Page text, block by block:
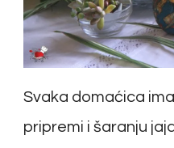
Svaka domaćica
pripremi i šaranju